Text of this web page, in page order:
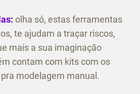
olha só, estas ferramentas
te ajudam a traçar riscos,
mais a sua imaginação
contam com kits com os
modelagem manual.